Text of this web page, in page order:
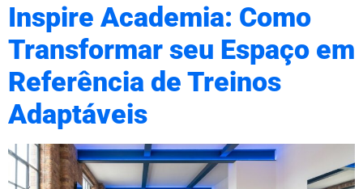
Inspire Academia: Como
Transformar seu Espaço em
Referência de Treinos
Adaptáveis